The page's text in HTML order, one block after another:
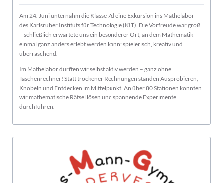
Am 24. Juni unternahm die Klasse 7d eine Exkursion ins Mathelabor
des Karlsruher Instituts für Technologie (KIT). Die Vorfreude war groß
– schließlich erwartete uns ein besonderer Ort, an dem Mathematik
einmal ganz anders erlebt werden kann: spielerisch, kreativ und
überraschend.
Im Mathelabor durften wir selbst aktiv werden – ganz ohne
Taschenrechner! Statt trockener Rechnungen standen Ausprobieren,
Knobeln und Entdecken im Mittelpunkt. An über 80 Stationen konnten
wir mathematische Rätsel lösen und spannende Experimente
durchführen.